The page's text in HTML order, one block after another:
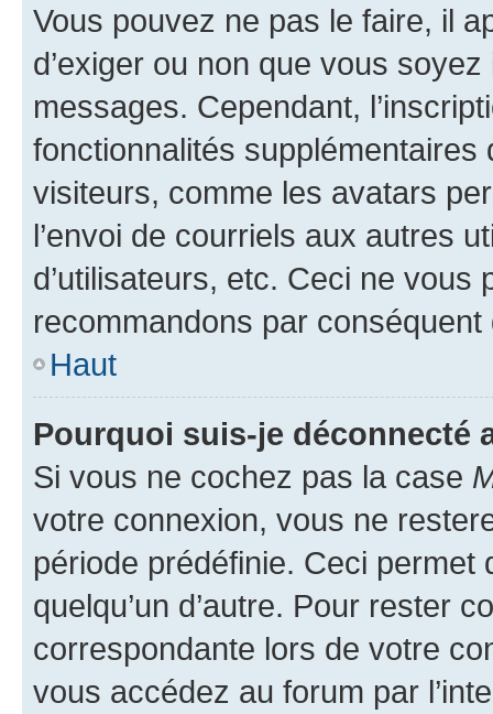
Vous pouvez ne pas le faire, il
d’exiger ou non que vous
messages. Cependant,
fonctionnalités
visiteurs, comme les avatars
l’envoi de courriels aux autres
d’utilisateurs, etc. Ceci ne vous
recommandons par conséquent
Haut
Pourquoi suis-je déconnecté
Si vous ne cochez pas la case
votre connexion, vous ne
période prédéfinie. Ceci permet
quelqu’un d’autre. Pour rester
correspondante lors de votre
vous accédez au forum par